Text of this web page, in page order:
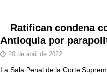
Espriella: tradición,
ÚLTIMO
Ratifican condena
Antioquia por
20 de abril de 2022
La Sala Penal de la Corte